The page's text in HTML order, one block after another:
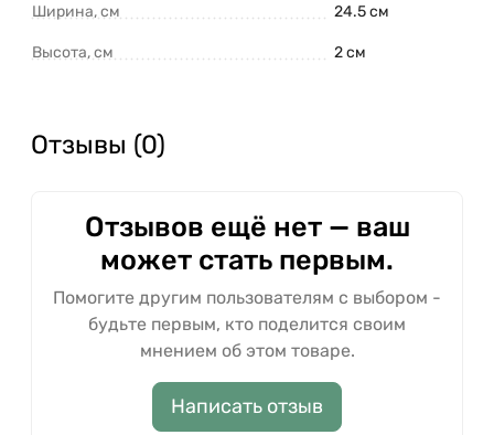
Ширина, см 24.5 см
Высота, см 2 см
Отзывы (0)
Отзывов ещё нет — ваш
может стать первым.
Помогите другим пользователям с выбором -
будьте первым, кто поделится своим
мнением об этом товаре.
Написать отзыв